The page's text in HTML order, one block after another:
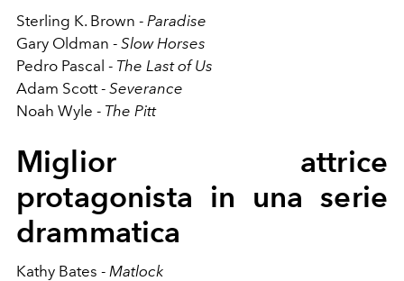
Sterling K. Brown - Paradise
Gary Oldman - Slow Horses
Pedro Pascal - The Last of Us
Adam Scott - Severance
Noah Wyle - The Pitt
Miglior attrice
protagonista in una serie
drammatica
Kathy Bates - Matlock